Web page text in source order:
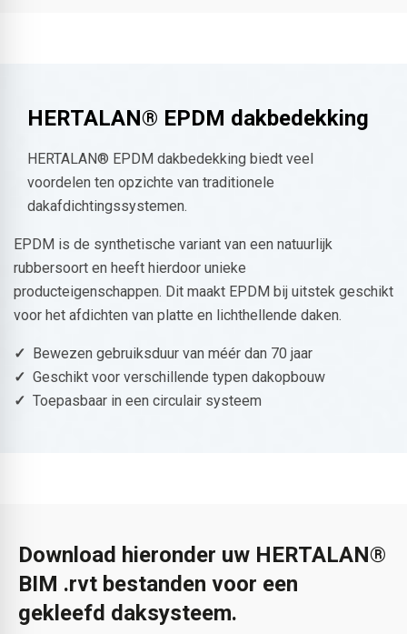
HERTALAN® EPDM dakbedekking
HERTALAN® EPDM dakbedekking biedt veel
voordelen ten opzichte van traditionele
dakafdichtingssystemen.
EPDM is de synthetische variant van een natuurlijk
rubbersoort en heeft hierdoor unieke
producteigenschappen. Dit maakt EPDM bij uitstek geschikt
voor het afdichten van platte en lichthellende daken.
✓ Bewezen gebruiksduur van méér dan 70 jaar
✓ Geschikt voor verschillende typen dakopbouw
✓ Toepasbaar in een circulair systeem
Download hieronder uw HERTALAN®
BIM .rvt bestanden voor een
gekleefd daksysteem.